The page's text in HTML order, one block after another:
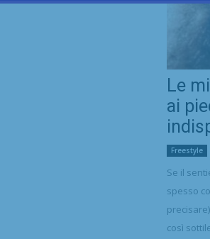
Le
ai
Freestyle
Se il
spesso
così